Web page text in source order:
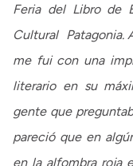
Feria del Libro de
Cultural Patagonia.
me fui con una
literario en su
gente que
pareció que en
en la alfombra roja